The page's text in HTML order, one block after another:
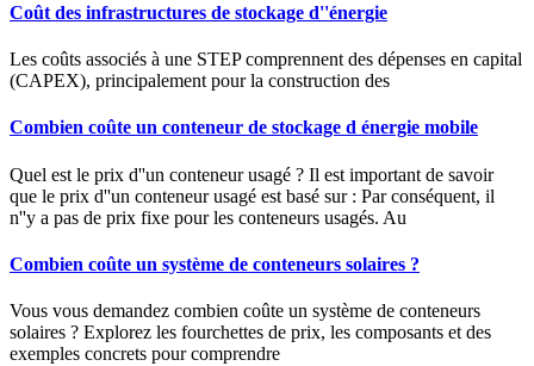
Coût des infrastructures de stockage d''énergie
Les coûts associés à une STEP comprennent des dépenses en capital
(CAPEX), principalement pour la construction des
Combien coûte un conteneur de stockage d énergie mobile
Quel est le prix d''un conteneur usagé ? Il est important de savoir
que le prix d''un conteneur usagé est basé sur : Par conséquent, il
n''y a pas de prix fixe pour les conteneurs usagés. Au
Combien coûte un système de conteneurs solaires ?
Vous vous demandez combien coûte un système de conteneurs
solaires ? Explorez les fourchettes de prix, les composants et des
exemples concrets pour comprendre